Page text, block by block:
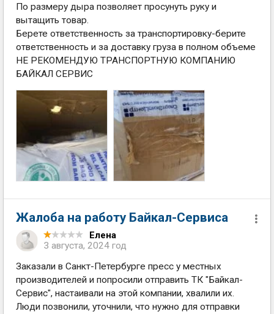
По размеру дыра позволяет просунуть руку и
вытащить товар.
Берете ответственность за транспортировку-берите
ответственность и за доставку груза в полном объеме
НЕ РЕКОМЕНДУЮ ТРАНСПОРТНУЮ КОМПАНИЮ
БАЙКАЛ СЕРВИС
Жалоба на работу Байкал-Сервиса
Елена
3 августа, 2024 год
Заказали в Санкт-Петербурге пресс у местных
производителей и попросили отправить ТК "Байкал-
Сервис", настаивали на этой компании, хвалили их.
Люди позвонили, уточнили, что нужно для отправки